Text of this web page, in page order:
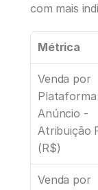
com mais
Métrica
Venda por
Plataforma
Anúncio -
Atribuição
(R$)
Venda por